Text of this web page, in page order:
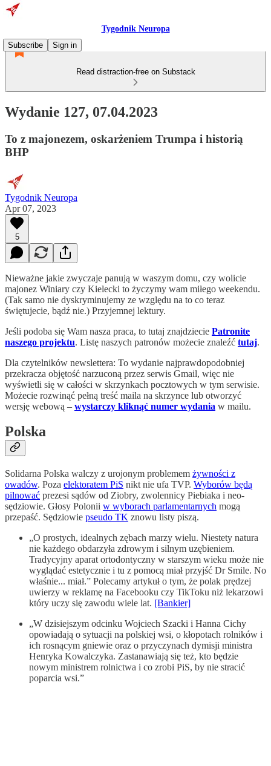
Tygodnik Neuropa
Subscribe
Sign in
Read distraction-free on Substack
Wydanie 127, 07.04.2023
To z majonezem, oskarżeniem Trumpa i historią
BHP
Tygodnik Neuropa
Apr 07, 2023
5
Nieważne jakie zwyczaje panują w waszym domu, czy wolicie
majonez Winiary czy Kielecki to życzymy wam miłego weekendu.
(Tak samo nie dyskryminujemy ze względu na to co teraz
świętujecie, bądź nie.) Przyjemnej lektury.
Jeśli podoba się Wam nasza praca, to tutaj znajdziecie Patronite
naszego projektu. Listę naszych patronów możecie znaleźć tutaj.
Dla czytelników newslettera: To wydanie najprawdopodobniej
przekracza objętość narzuconą przez serwis Gmail, więc nie
wyświetli się w całości w skrzynkach pocztowych w tym serwisie.
Możecie rozwinąć pełną treść maila na skrzynce lub otworzyć
wersję webową – wystarczy kliknąć numer wydania w mailu.
Polska
Solidarna Polska walczy z urojonym problemem żywności z
owadów. Poza elektoratem PiS nikt nie ufa TVP. Wyborów będą
pilnować prezesi sądów od Ziobry, zwolennicy Piebiaka i neo-
sędziowie. Głosy Polonii w wyborach parlamentarnych mogą
przepaść. Sędziowie pseudo TK znowu listy piszą.
„O prostych, idealnych zębach marzy wielu. Niestety natura
nie każdego obdarzyła zdrowym i silnym uzębieniem.
Tradycyjny aparat ortodontyczny w starszym wieku może nie
wyglądać estetycznie i tu z pomocą miał przyjść Dr Smile. No
właśnie... miał.” Polecamy artykuł o tym, że polak prędzej
uwierzy w reklamę na Facebooku czy TikToku niż lekarzowi
który uczy się zawodu wiele lat. [Bankier]
„W dzisiejszym odcinku Wojciech Szacki i Hanna Cichy
opowiadają o sytuacji na polskiej wsi, o kłopotach rolników i
ich rosnącym gniewie oraz o przyczynach dymisji ministra
Henryka Kowalczyka. Zastanawiają się też, kto będzie
nowym ministrem rolnictwa i co zrobi PiS, by nie stracić
poparcia wsi.”